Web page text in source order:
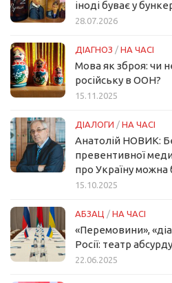
іноді буває у
28.07.2026
ДІАГНОЗ / НА ЧАСІ
Мова як зброя: чи
російську в ООН?
15.11.2025
ДІАЛОГИ / НА ЧАСІ
Анатолій НОВИК:
превентивної
про Україну можна
15.10.2025
АБЗАЦ / НА ЧАСІ
«Перемовини»,
Росії: театр
22.06.2025